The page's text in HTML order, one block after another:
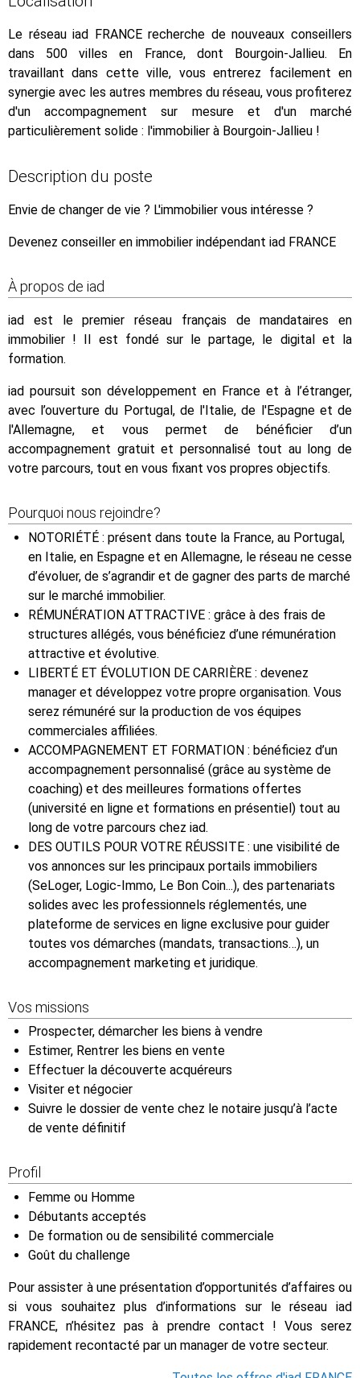
Le réseau iad FRANCE recherche de nouveaux conseillers
dans 500 villes en France, dont Bourgoin-Jallieu. En
travaillant dans cette ville, vous entrerez facilement en
synergie avec les autres membres du réseau, vous profiterez
d'un accompagnement sur mesure et d'un marché
particulièrement solide : l'immobilier à Bourgoin-Jallieu !
Description du poste
Envie de changer de vie ? L'immobilier vous intéresse ?
Devenez conseiller en immobilier indépendant iad FRANCE
À propos de iad
iad est le premier réseau français de mandataires en
immobilier ! Il est fondé sur le partage, le digital et la
formation.
iad poursuit son développement en France et à l’étranger,
avec l’ouverture du Portugal, de l'Italie, de l'Espagne et de
l'Allemagne, et vous permet de bénéficier d’un
accompagnement gratuit et personnalisé tout au long de
votre parcours, tout en vous fixant vos propres objectifs.
Pourquoi nous rejoindre?
NOTORIÉTÉ : présent dans toute la France, au Portugal,
en Italie, en Espagne et en Allemagne, le réseau ne cesse
d’évoluer, de s’agrandir et de gagner des parts de marché
sur le marché immobilier.
RÉMUNÉRATION ATTRACTIVE : grâce à des frais de
structures allégés, vous bénéficiez d’une rémunération
attractive et évolutive.
LIBERTÉ ET ÉVOLUTION DE CARRIÈRE : devenez
manager et développez votre propre organisation. Vous
serez rémunéré sur la production de vos équipes
commerciales affiliées.
ACCOMPAGNEMENT ET FORMATION : bénéficiez d’un
accompagnement personnalisé (grâce au système de
coaching) et des meilleures formations offertes
(université en ligne et formations en présentiel) tout au
long de votre parcours chez iad.
DES OUTILS POUR VOTRE RÉUSSITE : une visibilité de
vos annonces sur les principaux portails immobiliers
(SeLoger, Logic-Immo, Le Bon Coin...), des partenariats
solides avec les professionnels réglementés, une
plateforme de services en ligne exclusive pour guider
toutes vos démarches (mandats, transactions…), un
accompagnement marketing et juridique.
Vos missions
Prospecter, démarcher les biens à vendre
Estimer, Rentrer les biens en vente
Effectuer la découverte acquéreurs
Visiter et négocier
Suivre le dossier de vente chez le notaire jusqu’à l’acte
de vente définitif
Profil
Femme ou Homme
Débutants acceptés
De formation ou de sensibilité commerciale
Goût du challenge
Pour assister à une présentation d’opportunités d’affaires ou
si vous souhaitez plus d’informations sur le réseau iad
FRANCE, n’hésitez pas à prendre contact ! Vous serez
rapidement recontacté par un manager de votre secteur.